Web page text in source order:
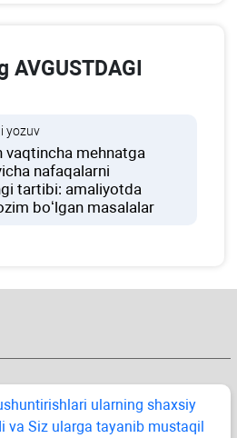
AVGUSTDAGI
yozuv
vaqtincha mehnatga
nafaqalarni
tartibi: amaliyotda
boʻlgan masalalar
ularning shaхsiy
va Siz ularga tayanib mustaqil